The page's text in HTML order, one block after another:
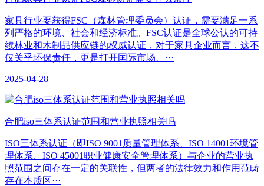
家具行业要获得FSC（森林管理委员会）认证，需要满足一系
列严格的环境、社会和经济标准。FSC认证是全球公认的可持
续林业和木制品供应链的权威认证，对于家具企业而言，这不
仅关乎环保责任，更是打开国际市场、···
2025-04-28
合肥iso三体系认证范围和营业执照相关吗
ISO三体系认证（即ISO 9001质量管理体系、ISO 14001环境管
理体系、ISO 45001职业健康安全管理体系）与企业的营业执
照范围之间存在一定的关联性，但两者的法律效力和作用范畴
存在本质区···